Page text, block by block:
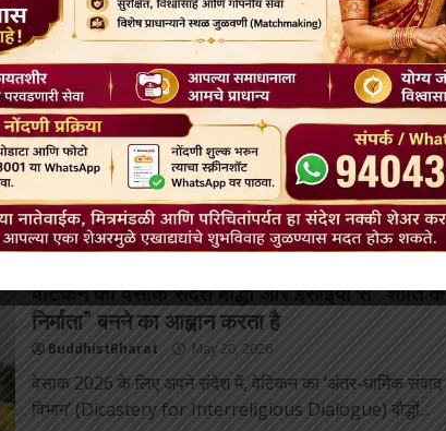
BuddhistBharat May 20, 2026
नागपुर: भारत और श्रीलंका के बीच एक ज़रूरी MoU साइन हुआ है,
जिससे बौद्ध धर्म में रिसर्च...
Read More
वेटिकन का वेसाक संदेश बौद्धों और ईसाइयों से “शांति के
निर्माता” बनने का आह्वान करता है
BuddhistBharat May 20, 2026
वेसाक 2026 के लिए अपने संदेश में, वेटिकन का ‘अंतर-धार्मिक संवाद
विभाग’ (Dicastery for Interreligious Dialogue) बौद्धों...